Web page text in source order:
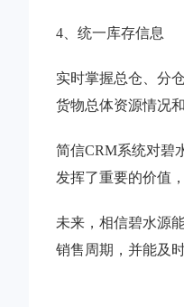
4、统一库存信息
实时掌握总仓、分
货物总体资源情况
简信CRM系统对碧
发挥了重要的价值
未来，相信碧水源
销售周期，并能及